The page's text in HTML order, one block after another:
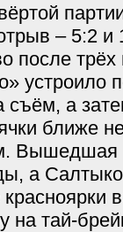
– 5:2 и
после
устроило
съём, а
ближе
Вышедшая
а
красноярки
на тай-